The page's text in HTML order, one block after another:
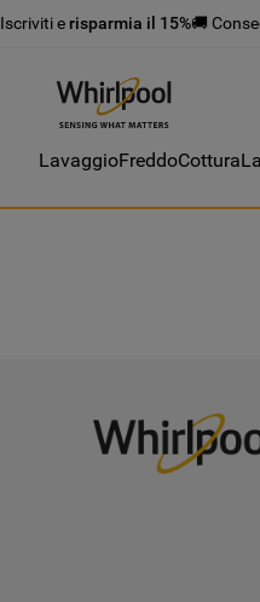
Iscriviti e risparmia il 15%🚚
LavaggioFreddoCottura